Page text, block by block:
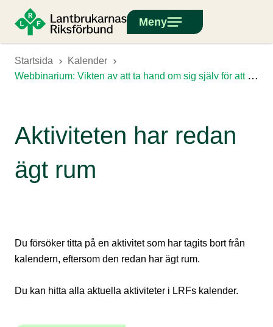
Meny
Startsida Kalender
Webbinarium: Vikten av att ta hand om sig själv för att vara hållbar i världens bästa jobb!
Aktiviteten har redan
ägt rum
Du försöker titta på en aktivitet som har tagits bort från
kalendern, eftersom den redan har ägt rum.
Du kan hitta alla aktuella aktiviteter i LRFs kalender.